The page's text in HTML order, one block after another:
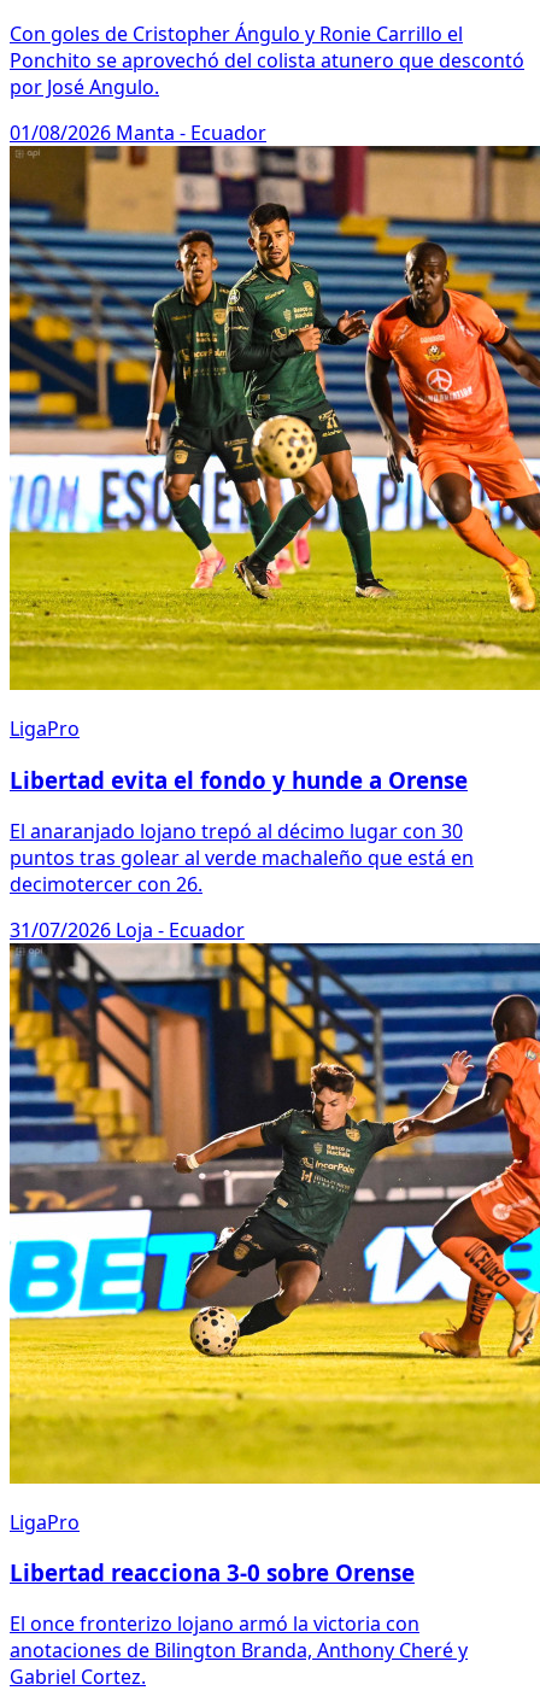
Con goles de Cristopher Ángulo y Ronie Carrillo el
Ponchito se aprovechó del colista atunero que descontó
por José Angulo.
01/08/2026 Manta - Ecuador
LigaPro
Libertad evita el fondo y hunde a Orense
El anaranjado lojano trepó al décimo lugar con 30
puntos tras golear al verde machaleño que está en
decimotercer con 26.
31/07/2026 Loja - Ecuador
LigaPro
Libertad reacciona 3-0 sobre Orense
El once fronterizo lojano armó la victoria con
anotaciones de Bilington Branda, Anthony Cheré y
Gabriel Cortez.